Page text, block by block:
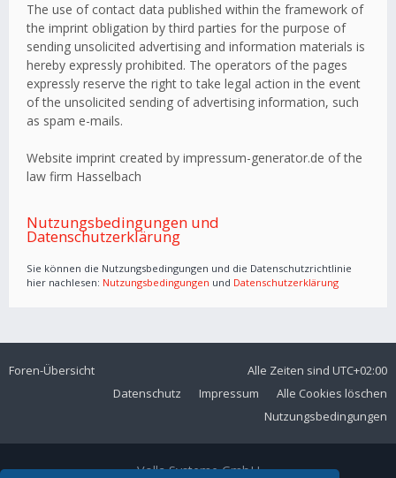
The use of contact data published within the framework of
the imprint obligation by third parties for the purpose of
sending unsolicited advertising and information materials is
hereby expressly prohibited. The operators of the pages
expressly reserve the right to take legal action in the event
of the unsolicited sending of advertising information, such
as spam e-mails.
Website imprint created by impressum-generator.de of the
law firm Hasselbach
Nutzungsbedingungen und
Datenschutzerklärung
Sie können die Nutzungsbedingungen und die Datenschutzrichtlinie
hier nachlesen: Nutzungsbedingungen und Datenschutzerklärung
Foren-Übersicht Alle Zeiten sind UTC+02:00
Alle Cookies löschen
Impressum
Datenschutz
Nutzungsbedingungen
Volla Systeme GmbH